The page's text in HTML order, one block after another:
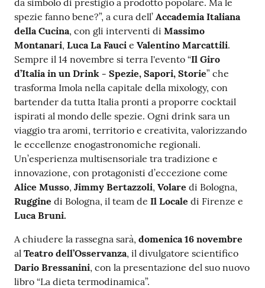
da simbolo di prestigio a prodotto popolare. Ma le
spezie fanno bene?”, a cura dell’ Accademia Italiana
della Cucina, con gli interventi di Massimo
Montanari, Luca La Fauci e Valentino Marcattili.
Sempre il 14 novembre si terra I'evento “Il Giro
d’Italia in un Drink - Spezie, Sapori, Storie” che
trasforma Imola nella capitale della mixology, con
bartender da tutta Italia pronti a proporre cocktail
ispirati al mondo delle spezie. Ogni drink sara un
viaggio tra aromi, territorio e creativita, valorizzando
le eccellenze enogastronomiche regionali.
Un’esperienza multisensoriale tra tradizione e
innovazione, con protagonisti d’eccezione come
Alice Musso, Jimmy Bertazzoli, Volare di Bologna,
Ruggine di Bologna, il team de Il Locale di Firenze e
Luca Bruni.
A chiudere la rassegna sarà, domenica 16 novembre
al Teatro dell’Osservanza, il divulgatore scientifico
Dario Bressanini, con la presentazione del suo nuovo
libro “La dieta termodinamica”.